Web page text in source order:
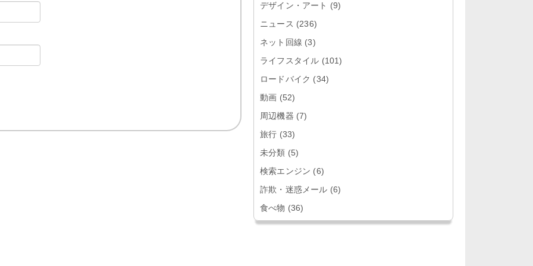
デザイン・アート (9)
ニュース (236)
ネット回線 (3)
ライフスタイル (101)
ロードバイク (34)
動画 (52)
周辺機器 (7)
旅行 (33)
未分類 (5)
検索エンジン (6)
詐欺・迷惑メール (6)
食べ物 (36)